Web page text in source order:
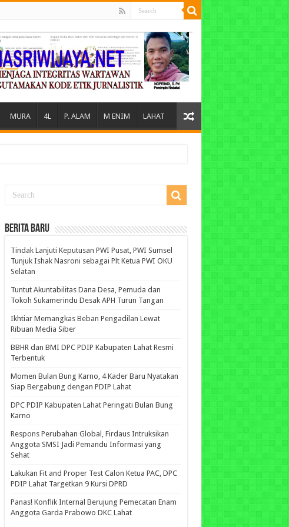
MURA 4L P. ALAM M ENIM LAHAT
BERITA BARU
Tindak Lanjuti Keputusan PWI Pusat, PWI Sumsel
Tunjuk Ishak Nasroni sebagai Plt Ketua PWI OKU
Selatan
Tuntut Akuntabilitas Dana Desa, Pemuda dan
Tokoh Sukamerindu Desak APH Turun Tangan
Ikhtiar Memangkas Beban Pengadilan Lewat
Ribuan Media Siber
BBHR dan BMI DPC PDIP Kabupaten Lahat Resmi
Terbentuk
Momen Bulan Bung Karno, 4 Kader Baru Nyatakan
Siap Bergabung dengan PDIP Lahat
DPC PDIP Kabupaten Lahat Peringati Bulan Bung
Karno
Respons Perubahan Global, Firdaus Intruksikan
Anggota SMSI Jadi Pemandu Informasi yang
Sehat
Lakukan Fit and Proper Test Calon Ketua PAC, DPC
PDIP Lahat Targetkan 9 Kursi DPRD
Panas! Konflik Internal Berujung Pemecatan Enam
Anggota Garda Prabowo DKC Lahat